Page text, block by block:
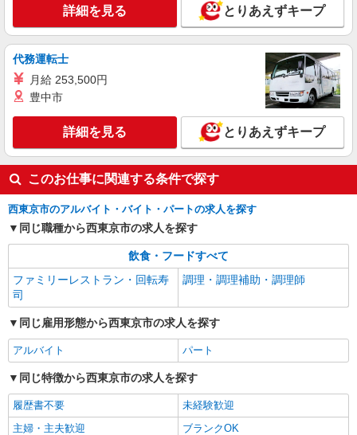
アルバイト パート
株式会社HITOWA フードサービスカンパニー
福祉施設での調理補助【アルバイト・パート】
します。 ※AP評価制度：あり 年1回の評価によ
り時給を見直します。 ※アルバイト賞与（寸
志）：あり 年2回。勤続年数により金額UP。
イリーゼ武蔵境 （東京都西東京市新町3丁目5-
27）
キープ 詳細を見る
詳細を見る とりあえずキープ
代務運転士
月給 253,500円
豊中市
詳細を見る とりあえずキープ
このお仕事に関連する条件で探す
西東京市のアルバイト・バイト・パートの求人を探す
同じ職種から西東京市の求人を探す
飲食・フードすべて
ファミリーレストラン・回転寿
司
調理・調理補助・調理師
同じ雇用形態から西東京市の求人を探す
アルバイト パート
同じ特徴から西東京市の求人を探す
履歴書不要
未経験歓迎
主婦・主夫歓迎
ブランクOK